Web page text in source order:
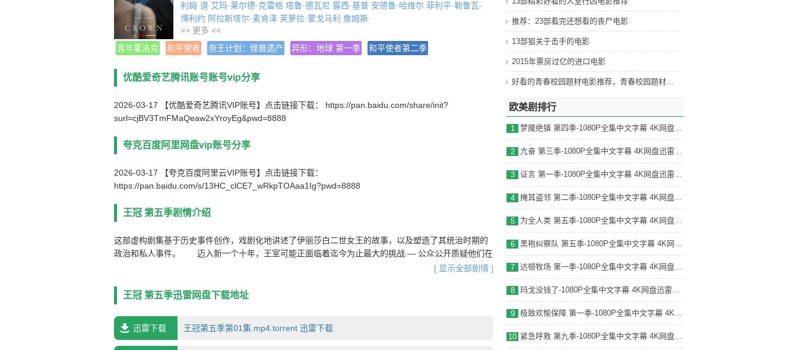
利姆·道 艾玛·莱尔德·克雷格 塔鲁·德瓦尼 露西·基普 安德鲁·哈维尔 菲利平·勒鲁瓦-
博利约 阿拉斯塔尔·麦肯泽 芙萝拉·蒙戈马利 詹姆斯·
年 份
译 名 The Crown Season 5
片 名 王冠 第五季
产 地 英国
类 别 剧情/传记/历史
字 幕 中文字幕
上映日期 2022-11-09(美国)
片 长 50分钟
>> 更多 <<
青年夏洛克
和平使者 帝王计划：怪兽遗产 异形：地球 第一季 和平使者第二季
优酷爱奇艺腾讯账号账号vip分享
2026-03-17 【优酷爱奇艺腾讯VIP账号】点击链接下载： https://pan.baidu.com/share/init?
surl=cjBV3TmFMaQeaw2xYroyEg&pwd=8888
夸克百度阿里网盘vip账号分享
2026-03-17 【夸克百度阿里云VIP账号】点击链接下载：
https://pan.baidu.com/s/13HC_clCE7_wRkpTOAaa1Ig?pwd=8888
王冠 第五季剧情介绍
这部虚构剧集基于历史事件创作，戏剧化地讲述了伊丽莎白二世女王的故事，以及塑造了其统治时期的
政治和私人事件。 迈入新一个十年，王室可能正面临着迄今为止最大的挑战 — 公众公开质疑他们在
90 年代英国所扮演的角色。 在女王伊丽莎白二世（艾美达·斯丹顿 饰）登基 40 周年之际，她回顾
解体和香港主权的转移标志着国际秩序的巨变，这既是障碍，也是机遇。与此同时，国内正风云四
起。 查尔斯王子（多米尼克·韦斯特 饰）向母亲施压，决意要与戴安娜（伊丽莎白·德比茨基 饰）离
婚，这一举动引发了君主制的宪法危机。这对夫妻逐渐貌合神离，谣言四起。在媒体越发密切关注的情
况下，戴安娜决定掌握话语主动权，打破家族规矩 — 她出版了一本书，而这削弱了公众对查尔斯的支
持，暴露了温莎王室内部不和的事实。 随着穆罕默德·法耶兹（萨利姆·道 饰）的出现，紧张局势进
[ 显示全部剧情 ]
王冠 第五季迅雷网盘下载地址
迅雷下载 王冠第五季第01集.mp4.torrent 迅雷下载
推荐：23部看完还想看的丧尸电影
13部狙关于击手的电影
2015年票房过亿的进口电影
好看的青春校园题材电影推荐，青春校园题材电影排行
欧美剧排行
1 梦魇绝镇 第四季-1080P全集中文字幕 4K网盘迅雷下载
2 亢奋 第三季-1080P全集中文字幕 4K网盘迅雷下载
3 证言 第一季-1080P全集中文字幕 4K网盘迅雷下载
4 掩耳盗邻 第二季-1080P全集中文字幕 4K网盘迅雷下载
5 为全人类 第五季-1080P全集中文字幕 4K网盘迅雷下载
6 黑袍纠察队 第五季-1080P全集中文字幕 4K网盘迅雷下载
7 达顿牧场 第一季-1080P全集中文字幕 4K网盘迅雷下载
8 玛戈没钱了-1080P全集中文字幕 4K网盘迅雷下载
9 极致欢愉保障 第一季-1080P全集中文字幕 4K网盘迅雷下载
10 紧急呼救 第九季-1080P全集中文字幕 4K网盘迅雷下载